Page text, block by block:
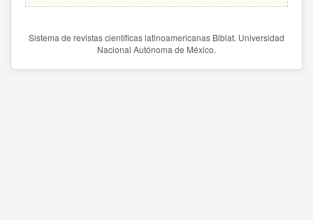
Sistema de revistas científicas latinoamericanas Biblat. Universidad
Nacional Autónoma de México.